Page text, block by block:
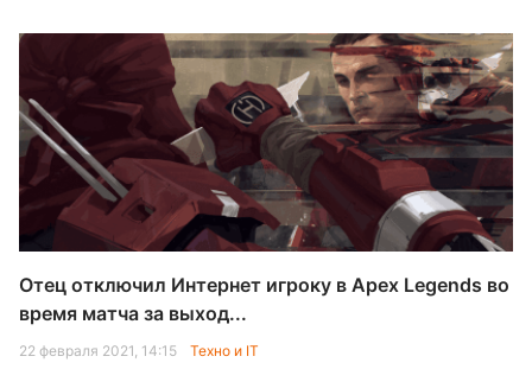
Отец отключил Интернет игроку в Apex Legends во
время матча за выход...
22 февраля 2021, 14:15 Техно и IT